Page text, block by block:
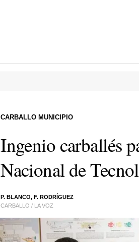
Ingenio carballés
Nacional de
P. BLANCO, F. RODRÍGUEZ
CARBALLO / LA VOZ
CARBALLO MUNICIPIO